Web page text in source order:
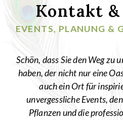
Kontakt
EVENTS, PLANUNG &
Schön, dass Sie den Weg zu
haben, der nicht nur eine
auch ein Ort für
unvergessliche Events,
Pflanzen und die